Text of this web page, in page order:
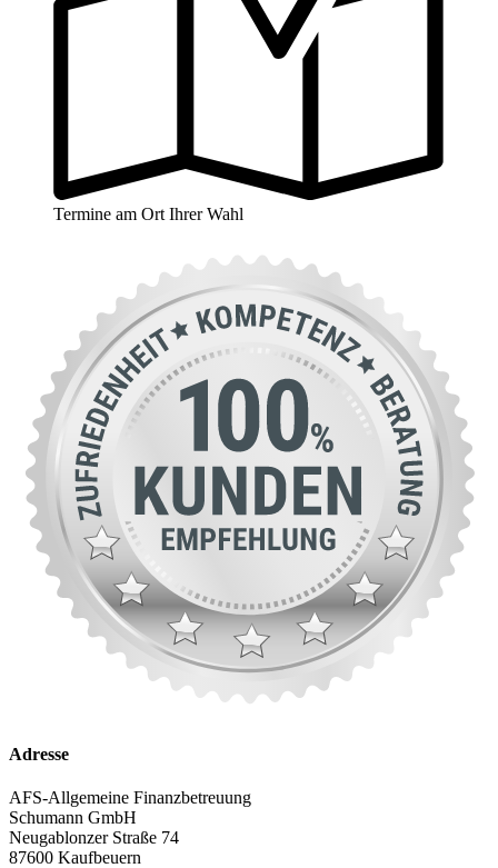
Termine am Ort Ihrer Wahl
Adresse
AFS-Allgemeine Finanzbetreuung
Schumann GmbH
Neugablonzer Straße 74
87600 Kaufbeuern